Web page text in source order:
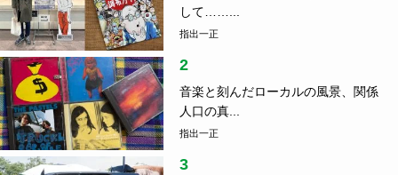
して……...
指出一正
2
音楽と刻んだローカルの風景、関係
人口の真...
指出一正
3